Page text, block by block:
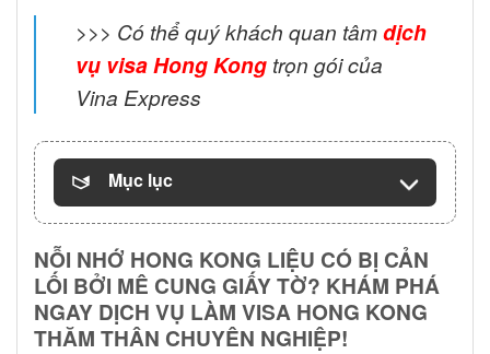
>>> Có thể quý khách quan tâmdịch
vụ visa Hong Kong trọn gói của
Vina Express
Mục lục
NỖI NHỚ HONG KONG LIỆU CÓ BỊ CẢN
LỐI BỞI MÊ CUNG GIẤY TỜ? KHÁM PHÁ
NGAY DỊCH VỤ LÀM VISA HONG KONG
THĂM THÂN CHUYÊN NGHIỆP!